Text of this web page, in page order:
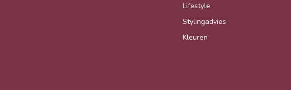
Lifestyle
Stylingadvies
Kleuren